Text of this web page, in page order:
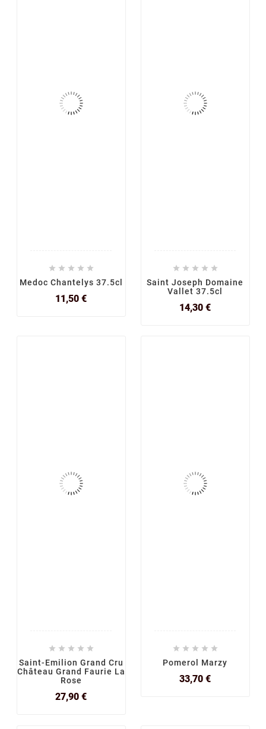
    
Medoc Chantelys 37.5cl
11,50 €Prix
    
Saint Joseph Domaine
Vallet 37.5cl
14,30 €Prix
    
Saint-Emilion Grand Cru
Château Grand Faurie La
Rose
27,90 €Prix
    
Pomerol Marzy
33,70 €Prix